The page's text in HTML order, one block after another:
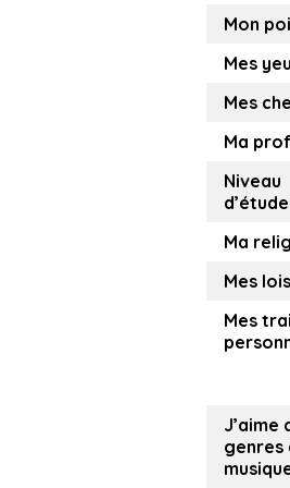
Mon
Mes
Mes
Ma
Niveau
Ma
Mes
Mes
J’aime
genres